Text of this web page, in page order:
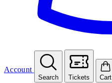
Account
Search Tickets Cart